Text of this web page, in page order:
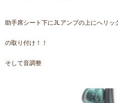
助手席シート下にJLアンプの上にへリッ
の取り付け！！
そして音調整